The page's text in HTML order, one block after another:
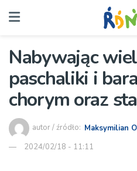
Nabywając
paschaliki i
chorym oraz
autor / źródło: Maksymilian
2024/02/18 - 11:11